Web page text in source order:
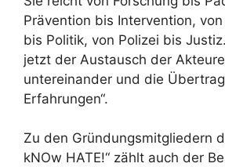
Prävention bis Intervention,
bis Politik, von Polizei bis
jetzt der Austausch der
untereinander und die
Erfahrungen“.
Zu den Gründungsmitgliedern
kNOw HATE!“ zählt auch der